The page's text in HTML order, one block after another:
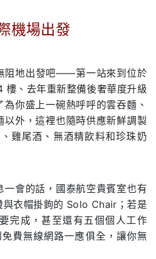
機場出發
阻地出發吧——第⼀站來到位於
樓、去年重新整備後奢華度升級
你盛上⼀碗熱呼呼的雲吞麵、
以外，這裡也隨時供應新鮮調製
雞尾酒、無酒精飲料和珍珠奶
會的話，國泰航空貴賓室也有
與⾐帽掛鉤的 Solo Chair；若是
完成，甚⾄還有五個個⼈⼯作
費無線網路⼀應俱全，讓你無